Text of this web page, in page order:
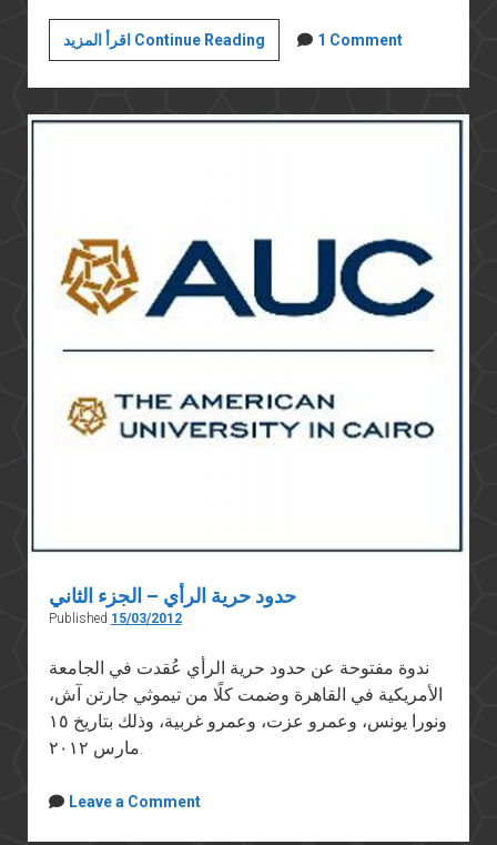
اقرأ المزيد Continue Readingكشوف
العذرية
وتقويض
دعائم
1 Comment
حدود حرية الرأي – الجزء الثاني
Published 15/03/2012
ندوة مفتوحة عن حدود حرية الرأي عُقدت في الجامعة
الأمريكية في القاهرة وضمت كلًا من تيموثي جارتن آش،
ونورا يونس، وعمرو عزت، وعمرو غربية، وذلك بتاريخ ١٥
مارس ٢٠١٢.
Leave a Comment